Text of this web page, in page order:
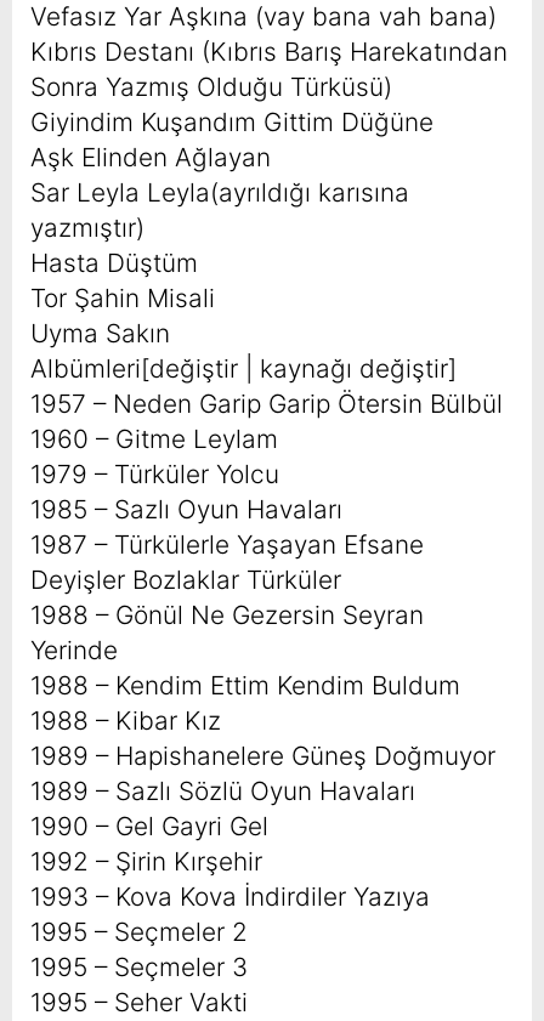
Vefasız Yar Aşkına (vay bana vah bana)
Kıbrıs Destanı (Kıbrıs Barış Harekatından
Sonra Yazmış Olduğu Türküsü)
Giyindim Kuşandım Gittim Düğüne
Aşk Elinden Ağlayan
Sar Leyla Leyla(ayrıldığı karısına
yazmıştır)
Hasta Düştüm
Tor Şahin Misali
Uyma Sakın
Albümleri[değiştir | kaynağı değiştir]
1957 – Neden Garip Garip Ötersin Bülbül
1960 – Gitme Leylam
1979 – Türküler Yolcu
1985 – Sazlı Oyun Havaları
1987 – Türkülerle Yaşayan Efsane
Deyişler Bozlaklar Türküler
1988 – Gönül Ne Gezersin Seyran
Yerinde
1988 – Kendim Ettim Kendim Buldum
1988 – Kibar Kız
1989 – Hapishanelere Güneş Doğmuyor
1989 – Sazlı Sözlü Oyun Havaları
1990 – Gel Gayri Gel
1992 – Şirin Kırşehir
1993 – Kova Kova İndirdiler Yazıya
1995 – Seçmeler 2
1995 – Seçmeler 3
1995 – Seher Vakti